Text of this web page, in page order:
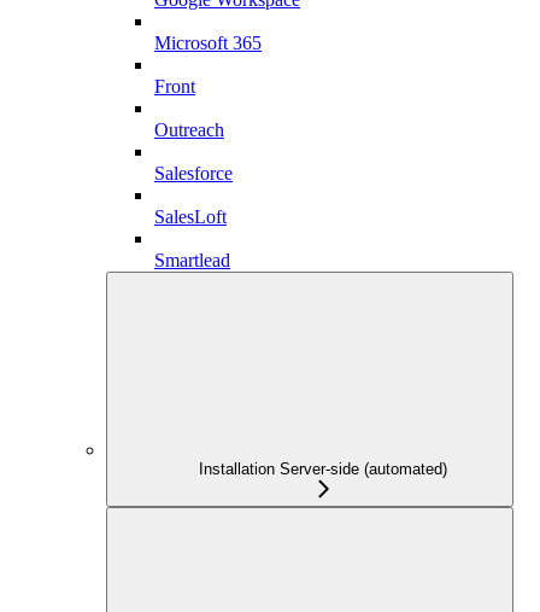
Microsoft 365
Front
Outreach
Salesforce
SalesLoft
Smartlead
Installation Server-side (automated)